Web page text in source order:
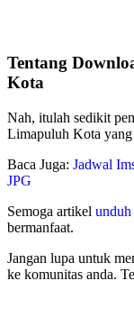
Tentang
Kota
Nah, itulah sedikit
Limapuluh Kota yang
Baca Juga: Jadwal
JPG
Semoga artikel
bermanfaat.
Jangan lupa untuk
ke komunitas anda.